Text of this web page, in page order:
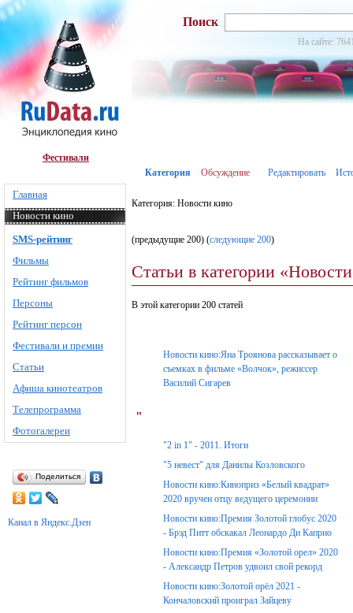
Фестивали
Главная
Новости кино
SMS-рейтинг
Фильмы
Рейтинг фильмов
Персоны
Рейтинг персон
Фестивали и премии
Статьи
Афиша кинотеатров
Телепрограмма
Фотогалереи
Поделиться
Канал в Яндекс.Дзен
Поиск
На сайте:
Категория Обсуждение Редактировать
Категория: Новости кино
(предыдущие 200) (следующие 200)
Статьи в категории
В этой категории 200 статей
Новости кино:Яна Троянова рассказывает о
съемках в фильме «Волчок», режиссер
Василий Сигарев
"
"2 in 1" - 2011. Итоги
"5 невест" для Данилы Козловского
Новости кино:Киноприз «Белый квадрат»
2020 вручен отцу ведущего церемонии
Новости кино:Премия Золотой глобус 2020
- Брэд Питт обскакал Леонардо Ди Каприо
Новости кино:Премия «Золотой орел» 2020
- Александр Петров удвоил свой рекорд
Новости кино:Золотой орёл 2021 -
Кончаловский проиграл Зайцеву